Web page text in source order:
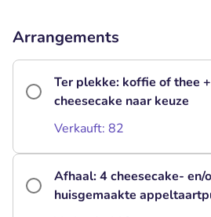
Arrangements
Ter plekke: koffie of thee +
cheesecake naar keuze
Verkauft: 82
Afhaal: 4 cheesecake- en/
huisgemaakte